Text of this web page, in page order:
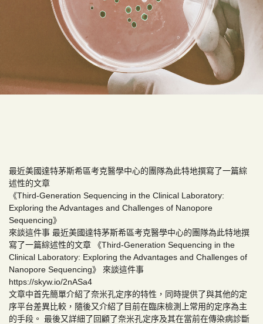
最近美國達特茅斯希區考克醫學中心的團隊為此特地撰寫了一篇綜
述性的文章
《Third-Generation Sequencing in the Clinical Laboratory:
Exploring the Advantages and Challenges of Nanopore
Sequencing》
來談這件事 最近美國達特茅斯希區考克醫學中心的團隊為此特地撰
寫了一篇綜述性的文章 《Third-Generation Sequencing in the
Clinical Laboratory: Exploring the Advantages and Challenges of
Nanopore Sequencing》 來談這件事
https://skyw.io/2nASa4
文章中首先簡單介紹了奈米孔定序的特性，同時提供了與其他的定
序平台差異比較，隨後又介紹了目前在臨床檢測上常用的定序為主
的手段。 最後又詳細了回顧了奈米孔定序及其在當前在傳染病診斷